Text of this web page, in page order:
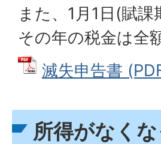
また、1月1日(賦
その年の税金は全
滅失申告書
所得がなく